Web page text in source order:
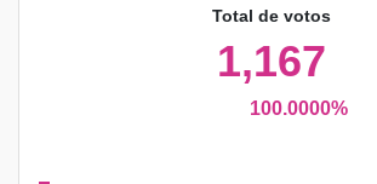
Total de votos
1,167
100.0000%